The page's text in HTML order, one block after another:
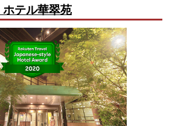
テル華翠苑